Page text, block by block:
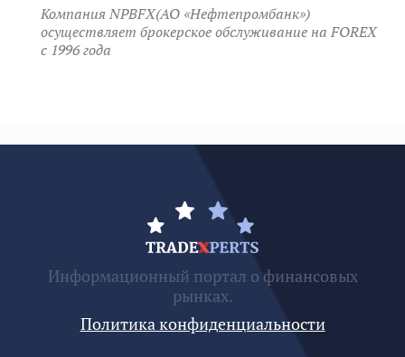
Компания NPBFX(АО «Нефтепромбанк»)
осуществляет брокерское обслуживание на FOREX
c 1996 года
Информационный портал о финансовых
рынках.
Политика конфиденциальности